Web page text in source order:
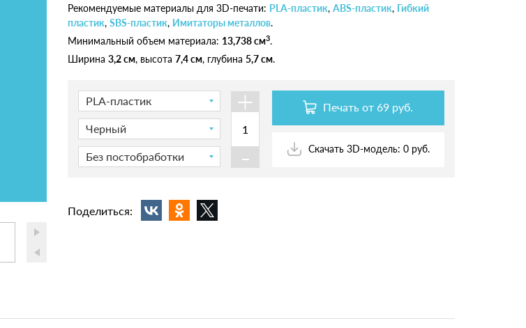
Рекомендуемые материалы для 3D-печати: PLA-пластик, ABS-пластик, Гибкий
пластик, SBS-пластик, Имитаторы металлов.
Минимальный объем материала: 13,738 см3.
Ширина 3,2 см, высота 7,4 см, глубина 5,7 см.
PLA-пластик
Черный
Без постобработки
+
-
Печать от 69 руб.
Скачать 3D-модель: 0 руб.
Поделиться: